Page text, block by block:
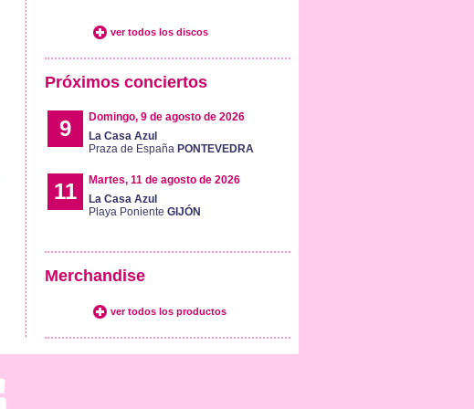
ver todos los discos
Próximos conciertos
9
Domingo, 9 de agosto de 2026
La Casa Azul
Praza de España PONTEVEDRA
11
Martes, 11 de agosto de 2026
La Casa Azul
Playa Poniente GIJÓN
Merchandise
ver todos los productos